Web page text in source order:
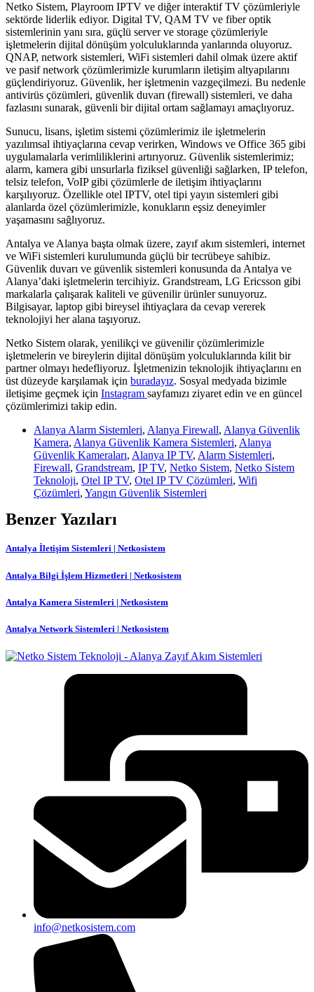
Netko Sistem, Playroom IPTV ve diğer interaktif TV çözümleriyle
sektörde liderlik ediyor. Digital TV, QAM TV ve fiber optik
sistemlerinin yanı sıra, güçlü server ve storage çözümleriyle
işletmelerin dijital dönüşüm yolculuklarında yanlarında oluyoruz.
QNAP, network sistemleri, WiFi sistemleri dahil olmak üzere aktif
ve pasif network çözümlerimizle kurumların iletişim altyapılarını
güçlendiriyoruz. Güvenlik, her işletmenin vazgeçilmezi. Bu nedenle
antivirüs çözümleri, güvenlik duvarı (firewall) sistemleri, ve daha
fazlasını sunarak, güvenli bir dijital ortam sağlamayı amaçlıyoruz.
Sunucu, lisans, işletim sistemi çözümlerimiz ile işletmelerin
yazılımsal ihtiyaçlarına cevap verirken, Windows ve Office 365 gibi
uygulamalarla verimliliklerini artırıyoruz. Güvenlik sistemlerimiz;
alarm, kamera gibi unsurlarla fiziksel güvenliği sağlarken, IP telefon,
telsiz telefon, VoIP gibi çözümlerle de iletişim ihtiyaçlarını
karşılıyoruz. Özellikle otel IPTV, otel tipi yayın sistemleri gibi
alanlarda özel çözümlerimizle, konukların eşsiz deneyimler
yaşamasını sağlıyoruz.
Antalya ve Alanya başta olmak üzere, zayıf akım sistemleri, internet
ve WiFi sistemleri kurulumunda güçlü bir tecrübeye sahibiz.
Güvenlik duvarı ve güvenlik sistemleri konusunda da Antalya ve
Alanya’daki işletmelerin tercihiyiz. Grandstream, LG Ericsson gibi
markalarla çalışarak kaliteli ve güvenilir ürünler sunuyoruz.
Bilgisayar, laptop gibi bireysel ihtiyaçlara da cevap vererek
teknolojiyi her alana taşıyoruz.
Netko Sistem olarak, yenilikçi ve güvenilir çözümlerimizle
işletmelerin ve bireylerin dijital dönüşüm yolculuklarında kilit bir
partner olmayı hedefliyoruz. İşletmenizin teknolojik ihtiyaçlarını en
üst düzeyde karşılamak için buradayız. Sosyal medyada bizimle
iletişime geçmek için Instagram sayfamızı ziyaret edin ve en güncel
çözümlerimizi takip edin.
Alanya Alarm Sistemleri, Alanya Firewall, Alanya Güvenlik
Kamera, Alanya Güvenlik Kamera Sistemleri, Alanya
Güvenlik Kameraları, Alanya IP TV, Alarm Sistemleri,
Firewall, Grandstream, IP TV, Netko Sistem, Netko Sistem
Teknoloji, Otel IP TV, Otel IP TV Çözümleri, Wifi
Çözümleri, Yangın Güvenlik Sistemleri
Benzer Yazıları
Antalya İletişim Sistemleri | Netkosistem
Antalya Bilgi İşlem Hizmetleri | Netkosistem
Antalya Kamera Sistemleri | Netkosistem
Antalya Network Sistemleri | Netkosistem
info@netkosistem.com